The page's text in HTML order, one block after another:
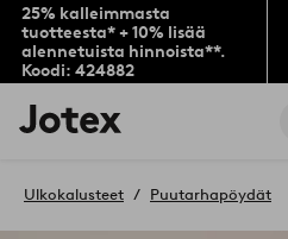
25% kalleimmasta
tuotteesta* + 10% lisää
alennetuista hinnoista**.
Koodi: 424882
Jotex-
logo
aloitussivulle
Ulkokalusteet Puutarhapöydät